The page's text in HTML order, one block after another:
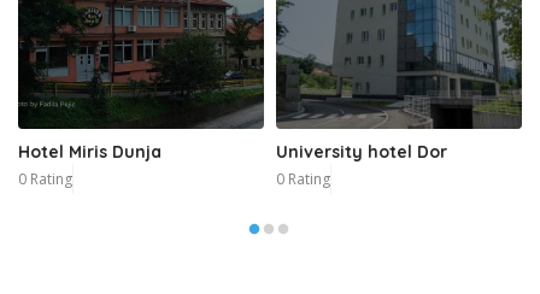
Hotel Miris Dunja
0 Rating
University hotel Dor
0 Rating